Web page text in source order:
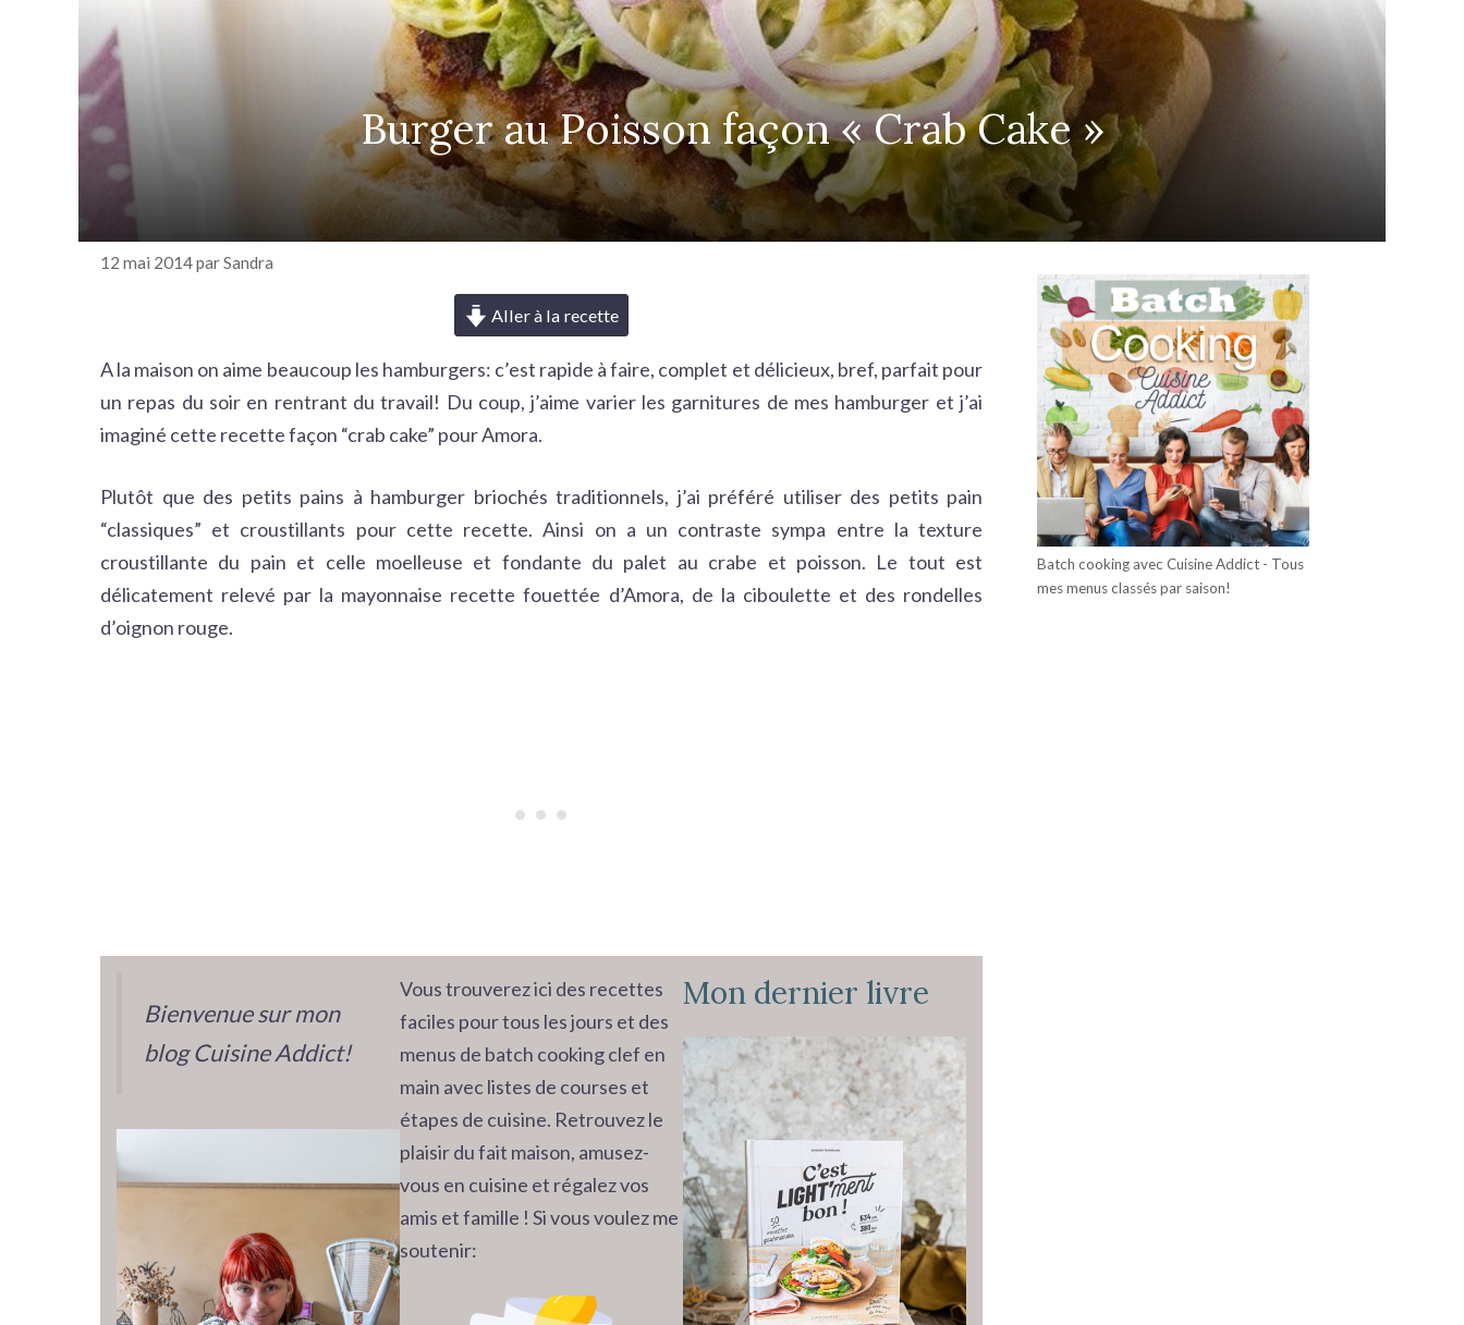
e
r
Burger au Poisson façon « Crab Cake »
12 mai 2014parSandra
Aller à la recette
A la maison on aime beaucoup les hamburgers: c’est rapide à faire, complet et délicieux, bref, parfait pour
un repas du soir en rentrant du travail! Du coup, j’aime varier les garnitures de mes hamburger et j’ai
imaginé cette recette façon “crab cake” pour Amora.
Plutôt que des petits pains à hamburger briochés traditionnels, j’ai préféré utiliser des petits pain
“classiques” et croustillants pour cette recette. Ainsi on a un contraste sympa entre la texture
croustillante du pain et celle moelleuse et fondante du palet au crabe et poisson. Le tout est
délicatement relevé par la mayonnaise recette fouettée d’Amora, de la ciboulette et des rondelles
d’oignon rouge.
Bienvenue sur mon
blog Cuisine Addict!
Vous trouverez ici des recettes
faciles pour tous les jours et des
menus de batch cooking clef en
main avec listes de courses et
étapes de cuisine. Retrouvez le
plaisir du fait maison, amusez-
vous en cuisine et régalez vos
amis et famille ! Si vous voulez me
soutenir:
Mon dernier livre
Batch cooking avec Cuisine Addict - Tous
mes menus classés par saison!